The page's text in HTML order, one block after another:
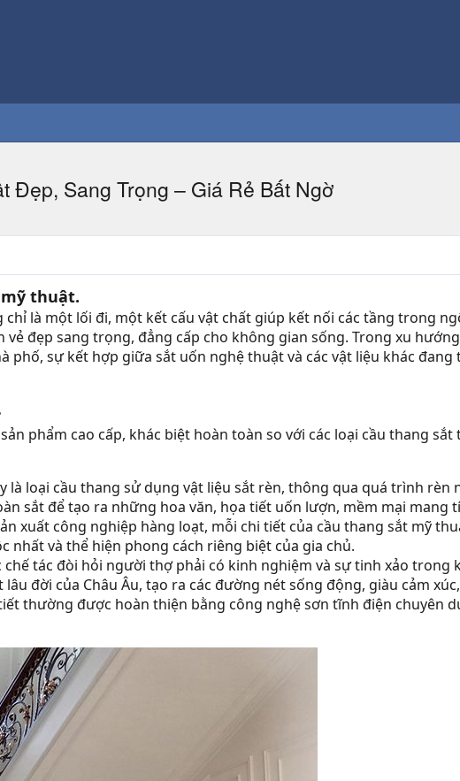
Đẹp, Sang Trọng – Giá Rẻ Bất Ngờ
thuật.
chỉ là một lối đi, một kết cấu vật chất giúp kết nối các tầng trong
đẹp sang trọng, đẳng cấp cho không gian sống. Trong xu
phố, sự kết hợp giữa sắt uốn nghệ thuật và các vật liệu khác
phẩm cao cấp, khác biệt hoàn toàn so với các loại cầu thang
là loại cầu thang sử dụng vật liệu sắt rèn, thông qua quá trình rèn
sắt để tạo ra những hoa văn, họa tiết uốn lượn, mềm mại mang
xuất công nghiệp hàng loạt, mỗi chi tiết của cầu thang sắt mỹ
nhất và thể hiện phong cách riêng biệt của gia chủ.
chế tác đòi hỏi người thợ phải có kinh nghiệm và sự tinh xảo trong
đời của Châu Âu, tạo ra các đường nét sống động, giàu cảm
thường được hoàn thiện bằng công nghệ sơn tĩnh điện chuyên